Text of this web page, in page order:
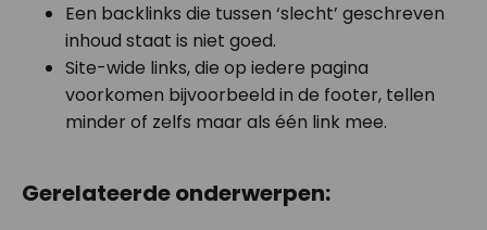
Een backlinks die tussen ‘slecht’ geschreven
inhoud staat is niet goed.
Site-wide links, die op iedere pagina
voorkomen bijvoorbeeld in de footer, tellen
minder of zelfs maar als één link mee.
Gerelateerde onderwerpen: